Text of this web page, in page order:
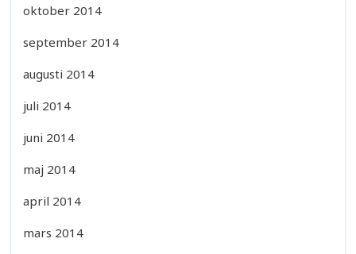
oktober 2014
september 2014
augusti 2014
juli 2014
juni 2014
maj 2014
april 2014
mars 2014